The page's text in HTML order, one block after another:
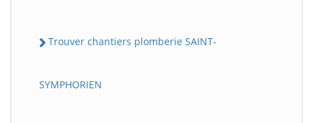
Trouver chantiers plomberie SAINT-
SYMPHORIEN